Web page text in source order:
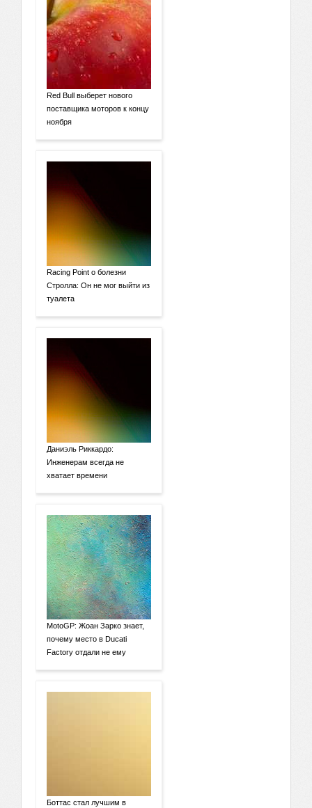
Red Bull выберет нового
поставщика моторов к концу
ноября
Racing Point о болезни
Стролла: Он не мог выйти из
туалета
Даниэль Риккардо:
Инженерам всегда не
хватает времени
MotoGP: Жоан Зарко знает,
почему место в Ducati
Factory отдали не ему
Боттас стал лучшим в